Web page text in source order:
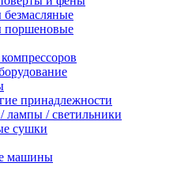
поршеновые
принадлежности
лампы / светильники
сушки
машины